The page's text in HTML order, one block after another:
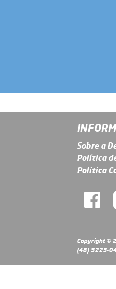
Sobre a
Política
Política
Copyright ©
(48) 3223-